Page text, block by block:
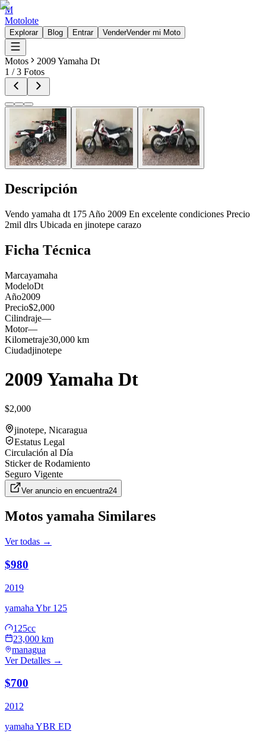
M
Motolote
Explorar Blog Entrar VenderVender mi Moto
Motos
2009 Yamaha Dt
1 /3 Fotos
Descripción
Vendo yamaha dt 175 Año 2009 En excelente condiciones Precio
2mil dlrs Ubicada en jinotepe carazo
Ficha Técnica
Marcayamaha
ModeloDt
Año2009
Precio$2,000
Cilindraje—
Motor—
Kilometraje30,000 km
Ciudadjinotepe
2009 Yamaha Dt
$2,000
jinotepe, Nicaragua
Estatus Legal
Circulación al Día
Sticker de Rodamiento
Seguro Vigente
Ver anuncio en encuentra24
Motos yamaha Similares
Ver todas →
$980
2019
yamaha Ybr 125
125cc
23,000 km
managua
Ver Detalles →
$700
2012
yamaha YBR ED